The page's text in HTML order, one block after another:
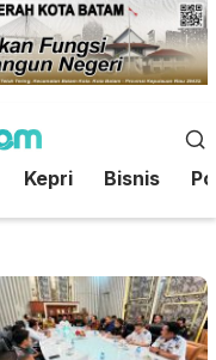
Kepri Bisnis